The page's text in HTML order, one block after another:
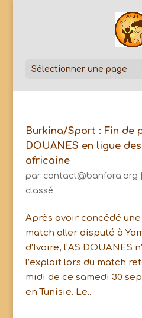
Sélectionner une page
Burkina/Sport : Fin de
DOUANES en ligue
africaine
par contact@banfora.org
classé
Après avoir concédé
match aller disputé à
d’Ivoire, l’AS DOUANES
l’exploit lors du match
midi de ce samedi 30
en Tunisie. Le...